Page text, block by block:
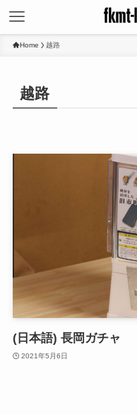
Home 越路
越路
(日本語) 長岡ガチャ
2021年5月6日